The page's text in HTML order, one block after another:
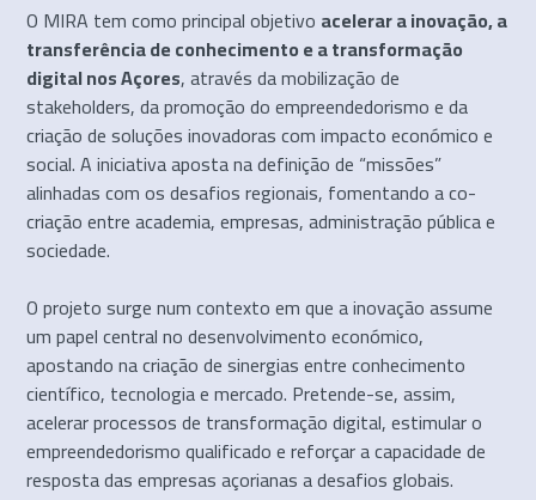
O MIRA tem como principal objetivo acelerar a inovação, a
transferência de conhecimento e a transformação
digital nos Açores, através da mobilização de
stakeholders, da promoção do empreendedorismo e da
criação de soluções inovadoras com impacto económico e
social. A iniciativa aposta na definição de “missões”
alinhadas com os desafios regionais, fomentando a co-
criação entre academia, empresas, administração pública e
sociedade.
O projeto surge num contexto em que a inovação assume
um papel central no desenvolvimento económico,
apostando na criação de sinergias entre conhecimento
científico, tecnologia e mercado. Pretende-se, assim,
acelerar processos de transformação digital, estimular o
empreendedorismo qualificado e reforçar a capacidade de
resposta das empresas açorianas a desafios globais.